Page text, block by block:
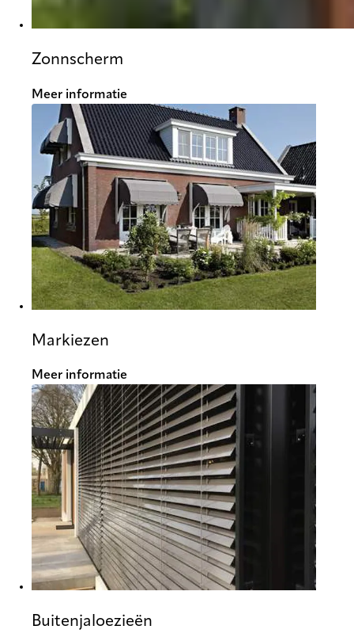
Zonnscherm
Meer informatie
Markiezen
Meer informatie
Buitenjaloezieën